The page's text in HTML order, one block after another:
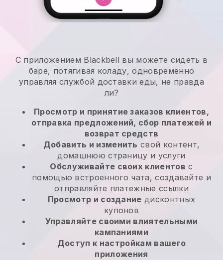
С приложением Blackbell вы можете сидеть в
баре, потягивая коладу, одновременно
управляя службой доставки еды, не правда
ли?
Просмотр и принятие заказов клиентов,
отправка предложений, сбор платежей и
возврат средств
Добавить и изменить свой контент,
домашнюю страницу и услуги
Обслуживайте своих клиентов с
помощью встроенного чата, создавайте и
отправляйте платежные ссылки
Просмотр и создание дисконтных
купонов
Управляйте своими влиятельными
кампаниями
Доступ к настройкам вашего
приложения